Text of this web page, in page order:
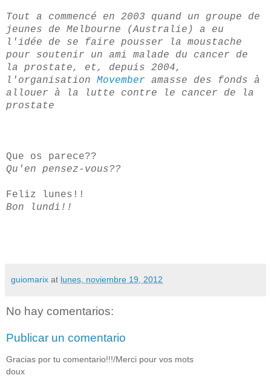
Tout a commencé en 2003 quand un groupe de
jeunes de Melbourne (Australie) a eu
l'idée de se faire pousser la moustache
pour soutenir un ami malade du cancer de
la prostate, et, depuis 2004,
l'organisation Movember amasse des fonds à
allouer à la lutte contre le cancer de la
prostate
Que os parece??
Qu'en pensez-vous??
Feliz lunes!!
Bon lundi!!
guiomarix at lunes, noviembre 19, 2012
No hay comentarios:
Publicar un comentario
Gracias por tu comentario!!!/Merci pour vos mots
doux